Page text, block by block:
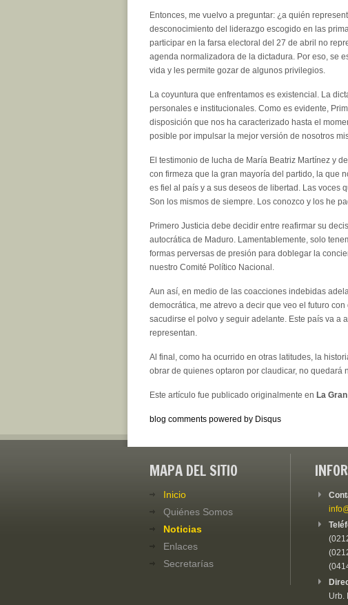
Entonces, me vuelvo a preguntar: ¿a quién
desconocimiento del liderazgo escogido en las
participar en la farsa electoral del 27 de abril no
agenda normalizadora de la dictadura. Por eso, se
vida y les permite gozar de algunos privilegios.
La coyuntura que enfrentamos es existencial. La
personales e institucionales. Como es evidente,
disposición que nos ha caracterizado hasta el
posible por impulsar la mejor versión de nosotros
El testimonio de lucha de María Beatriz Martínez y
con firmeza que la gran mayoría del partido, la que
es fiel al país y a sus deseos de libertad. Las voces
Son los mismos de siempre. Los conozco y los he
Primero Justicia debe decidir entre reafirmar su
autocrática de Maduro. Lamentablemente, solo
formas perversas de presión para doblegar la
nuestro Comité Político Nacional.
Aun así, en medio de las coacciones indebidas
democrática, me atrevo a decir que veo el futuro
sacudirse el polvo y seguir adelante. Este país va
representan.
Al final, como ha ocurrido en otras latitudes, la
obrar de quienes optaron por claudicar, no quedará
Este artículo fue publicado originalmente en La
blog comments powered by Disqus
MAPA DEL SITIO
Inicio
Quiénes Somos
Noticias
Enlaces
Secretarías
Urb.